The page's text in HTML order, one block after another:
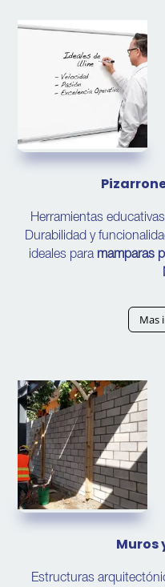
Herramientas
Durabilidad y
ideales para mamparas
Mas
Muros
Estructuras